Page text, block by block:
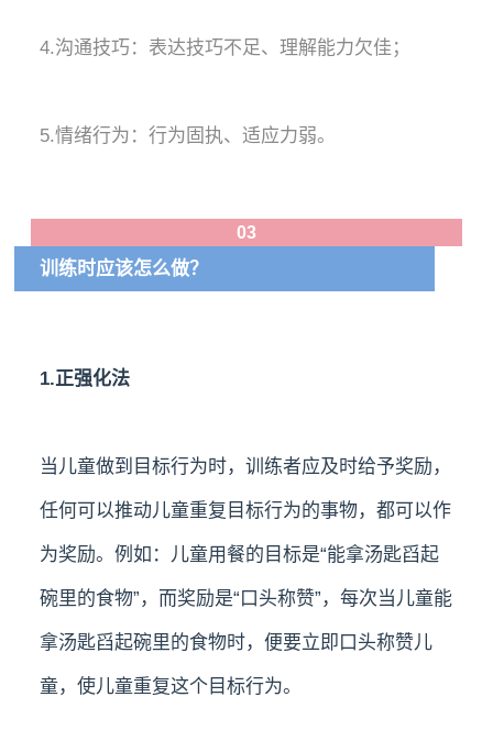
4.沟通技巧：表达技巧不足、理解能力欠佳；
5.情绪行为：行为固执、适应力弱。
03
训练时应该怎么做？
1.正强化法
当儿童做到目标行为时，训练者应及时给予奖励，
任何可以推动儿童重复目标行为的事物，都可以作
为奖励。例如：儿童用餐的目标是“能拿汤匙舀起
碗里的食物”，而奖励是“口头称赞”，每次当儿童能
拿汤匙舀起碗里的食物时，便要立即口头称赞儿
童，使儿童重复这个目标行为。